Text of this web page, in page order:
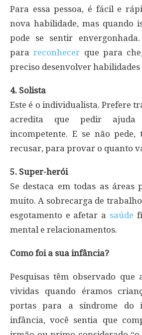
Para essa pessoa, é fácil e
nova habilidade, mas quando
pode se sentir
parareconhecer que para
preciso desenvolver habilidades
4. Solista
Este é o individualista. Prefere
acredita que pedir
incompetente. E se não pede,
recusar, para provar o quanto
5. Super-herói
Se destaca em todas as áreas
muito. A sobrecarga de
esgotamento e afetar a saúde
mental e relacionamentos.
Como foi a sua infância?
Pesquisas têm observado que
vividas quando éramos
portas para a síndrome do
infância, você sentia que